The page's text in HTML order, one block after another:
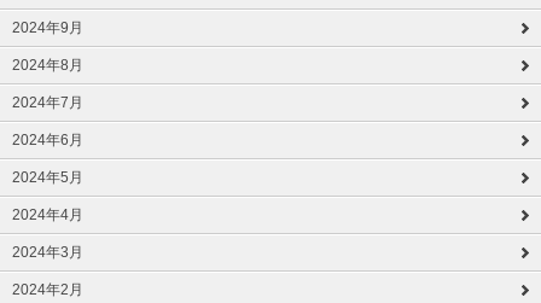
2024年9月
2024年8月
2024年7月
2024年6月
2024年5月
2024年4月
2024年3月
2024年2月